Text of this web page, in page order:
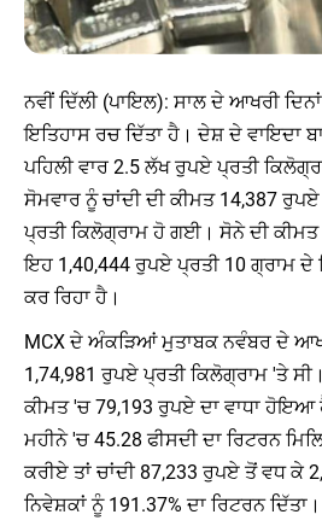
ਨਵੀਂ ਦਿੱਲੀ (ਪਾਇਲ): ਸਾਲ ਦੇ ਆਖਰੀ
ਇਤਿਹਾਸ ਰਚ ਦਿੱਤਾ ਹੈ। ਦੇਸ਼ ਦੇ ਵਾਇਦਾ
ਪਹਿਲੀ ਵਾਰ 2.5 ਲੱਖ ਰੁਪਏ ਪ੍ਰਤੀ
ਸੋਮਵਾਰ ਨੂੰ ਚਾਂਦੀ ਦੀ ਕੀਮਤ 14,387
ਪ੍ਰਤੀ ਕਿਲੋਗ੍ਰਾਮ ਹੋ ਗਈ। ਸੋਨੇ ਦੀ
ਇਹ 1,40,444 ਰੁਪਏ ਪ੍ਰਤੀ 10 ਗ੍ਰਾਮ ਦੇ
ਕਰ ਰਿਹਾ ਹੈ।
MCX ਦੇ ਅੰਕੜਿਆਂ ਮੁਤਾਬਕ ਨਵੰਬਰ ਦੇ
1,74,981 ਰੁਪਏ ਪ੍ਰਤੀ ਕਿਲੋਗ੍ਰਾਮ 'ਤੇ
ਕੀਮਤ 'ਚ 79,193 ਰੁਪਏ ਦਾ ਵਾਧਾ ਹੋਇਆ
ਮਹੀਨੇ 'ਚ 45.28 ਫੀਸਦੀ ਦਾ ਰਿਟਰਨ
ਕਰੀਏ ਤਾਂ ਚਾਂਦੀ 87,233 ਰੁਪਏ ਤੋਂ ਵਧ
ਨਿਵੇਸ਼ਕਾਂ ਨੂੰ 191.37% ਦਾ ਰਿਟਰਨ ਦਿੱਤਾ।